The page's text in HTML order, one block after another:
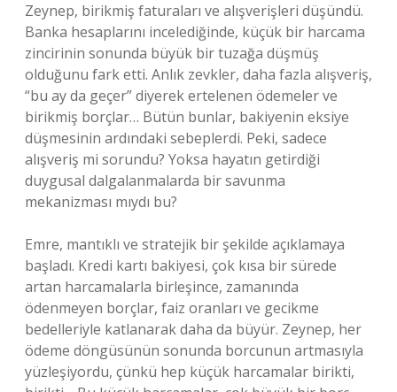
Zeynep, birikmiş faturaları ve alışverişleri düşündü.
Banka hesaplarını incelediğinde, küçük bir harcama
zincirinin sonunda büyük bir tuzağa düşmüş
olduğunu fark etti. Anlık zevkler, daha fazla alışveriş,
“bu ay da geçer” diyerek ertelenen ödemeler ve
birikmiş borçlar… Bütün bunlar, bakiyenin eksiye
düşmesinin ardındaki sebeplerdi. Peki, sadece
alışveriş mi sorundu? Yoksa hayatın getirdiği
duygusal dalgalanmalarda bir savunma
mekanizması mıydı bu?
Emre, mantıklı ve stratejik bir şekilde açıklamaya
başladı. Kredi kartı bakiyesi, çok kısa bir sürede
artan harcamalarla birleşince, zamanında
ödenmeyen borçlar, faiz oranları ve gecikme
bedelleriyle katlanarak daha da büyür. Zeynep, her
ödeme döngüsünün sonunda borcunun artmasıyla
yüzleşiyordu, çünkü hep küçük harcamalar birikti,